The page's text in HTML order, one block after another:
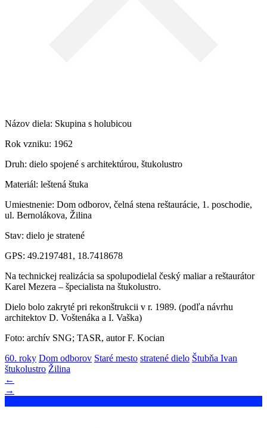
Názov diela: Skupina s holubicou
Rok vzniku: 1962
Druh: dielo spojené s architektúrou, štukolustro
Materiál: leštená štuka
Umiestnenie: Dom odborov, čelná stena reštaurácie, 1. poschodie,
ul. Bernolákova, Žilina
Stav: dielo je stratené
GPS: 49.2197481, 18.7418678
Na technickej realizácia sa spolupodielal český maliar a reštaurátor
Karel Mezera – špecialista na štukolustro.
Dielo bolo zakryté pri rekonštrukcii v r. 1989. (podľa návrhu
architektov D. Voštenáka a I. Vaška)
Foto: archív SNG; TASR, autor F. Kocian
60. roky Dom odborov Staré mesto stratené dielo Štubňa Ivan
štukolustro Žilina
←
→